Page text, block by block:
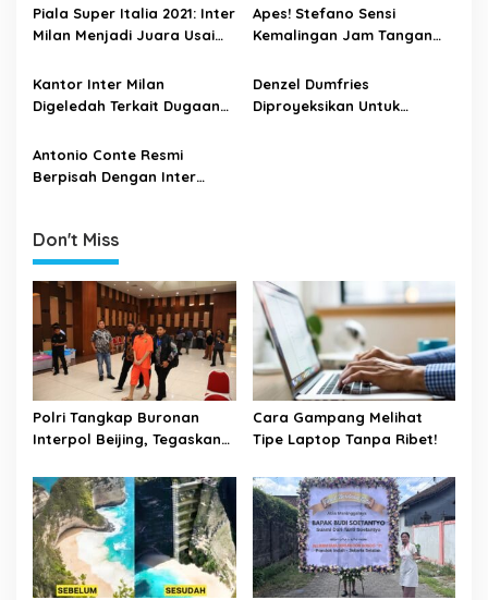
a
i
o
n
Piala Super Italia 2021: Inter
Milan Menjadi Juara Usai
Apes! Stefano Sensi
Kemalingan Jam Tangan
Kantor Inter Milan
Digeledah Terkait Dugaan
Keuangan Transfer Pemain
Denzel Dumfries
Diproyeksikan Untuk
Antonio Conte Resmi
Berpisah Dengan Inter
Don't Miss
Polri Tangkap Buronan
Interpol Beijing, Tegaskan
Kejahatan Transnasional
Cara Gampang Melihat
Tipe Laptop Tanpa Ribet!